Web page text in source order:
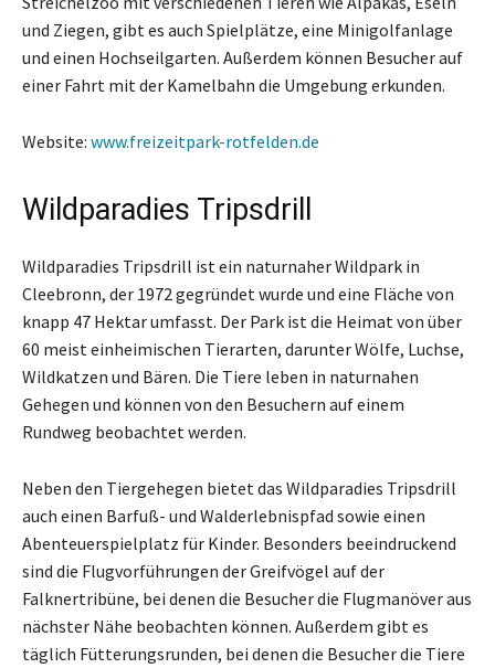
und Ziegen, gibt es auch Spielplätze, eine Minigolfanlage
und einen Hochseilgarten. Außerdem können Besucher auf
einer Fahrt mit der Kamelbahn die Umgebung erkunden.
Website: www.freizeitpark-rotfelden.de
Wildparadies Tripsdrill
Wildparadies Tripsdrill ist ein naturnaher Wildpark in
Cleebronn, der 1972 gegründet wurde und eine Fläche von
knapp 47 Hektar umfasst. Der Park ist die Heimat von über
60 meist einheimischen Tierarten, darunter Wölfe, Luchse,
Wildkatzen und Bären. Die Tiere leben in naturnahen
Gehegen und können von den Besuchern auf einem
Rundweg beobachtet werden.
Neben den Tiergehegen bietet das Wildparadies Tripsdrill
auch einen Barfuß- und Walderlebnispfad sowie einen
Abenteuerspielplatz für Kinder. Besonders beeindruckend
sind die Flugvorführungen der Greifvögel auf der
Falknertribüne, bei denen die Besucher die Flugmanöver aus
nächster Nähe beobachten können. Außerdem gibt es
täglich Fütterungsrunden, bei denen die Besucher die Tiere